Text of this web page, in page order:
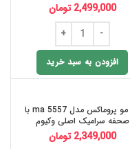
2,499,000 تومان
افزودن به سبد خرید
اتو مو پروماکس مدل ma 5557 با
صحفه سرامیک اصلی وکیوم
2,349,000 تومان